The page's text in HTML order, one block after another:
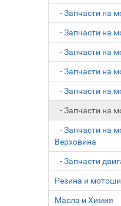
- Запчасти на
- Запчасти на
- Запчасти на
- Запчасти на
- Запчасти на
- Запчасти на
- Запчасти на
Верховина
- Запчасти
Резина и
Масла и Химия